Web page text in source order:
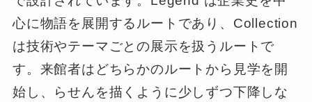
心に物語を展開するルートであり、Collection
は技術やテーマごとの展示を扱うルートで
す。来館者はどちらかのルートから見学を開
始し、らせんを描くように少しずつ下降しな